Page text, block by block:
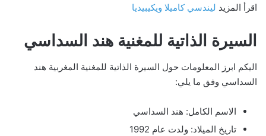
اقرأ المزيد ليندسي كاميلا ويكيبيديا
السيرة الذاتية للمغنية هند السداسي
اليكم ابرز المعلومات حول السيرة الذاتية للمغنية المغربية هند
السداسي وفق ما يلي:
الاسم الكامل: هند السداسي
تاريخ الميلاد: ولدت عام 1992